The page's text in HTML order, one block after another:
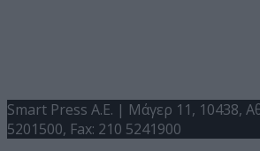
Smart Press A.E. | Μάγερ 11, 10438,
5201500, Fax: 210 5241900